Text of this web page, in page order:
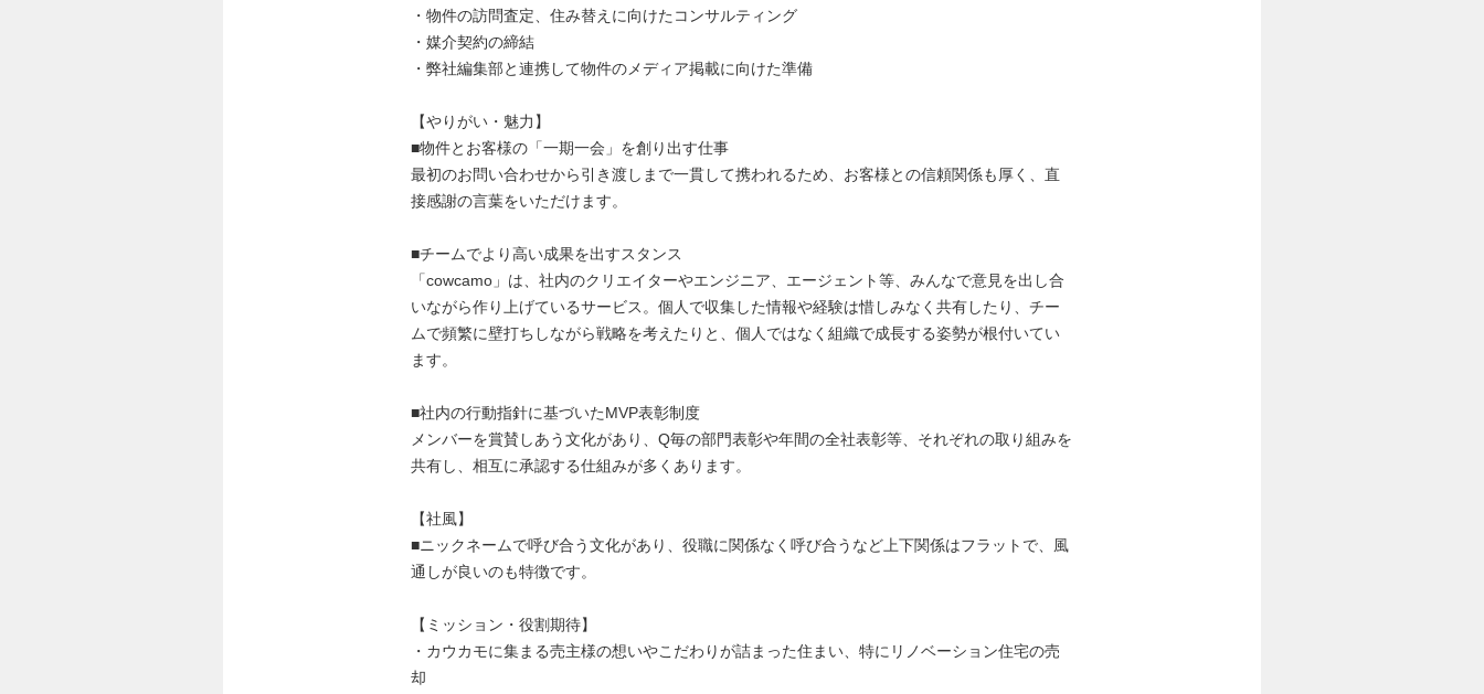
・物件の訪問査定、住み替えに向けたコンサルティング
・媒介契約の締結
・弊社編集部と連携して物件のメディア掲載に向けた準備
【やりがい・魅力】
■物件とお客様の「一期一会」を創り出す仕事
最初のお問い合わせから引き渡しまで一貫して携われるため、お客様との信頼関係も厚く、直
接感謝の言葉をいただけます。
■チームでより高い成果を出すスタンス
「cowcamo」は、社内のクリエイターやエンジニア、エージェント等、みんなで意見を出し合
いながら作り上げているサービス。個人で収集した情報や経験は惜しみなく共有したり、チー
ムで頻繁に壁打ちしながら戦略を考えたりと、個人ではなく組織で成長する姿勢が根付いてい
ます。
■社内の行動指針に基づいたMVP表彰制度
メンバーを賞賛しあう文化があり、Q毎の部門表彰や年間の全社表彰等、それぞれの取り組みを
共有し、相互に承認する仕組みが多くあります。
【社風】
■ニックネームで呼び合う文化があり、役職に関係なく呼び合うなど上下関係はフラットで、風
通しが良いのも特徴です。
【ミッション・役割期待】
・カウカモに集まる売主様の想いやこだわりが詰まった住まい、特にリノベーション住宅の売
却